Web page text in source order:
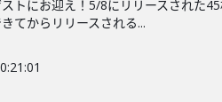
トにお迎え！5/8にリリースされた
てからリリースされる...